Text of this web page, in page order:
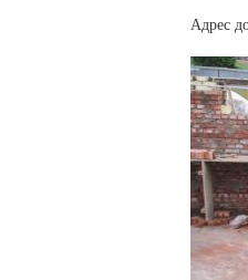
Адрес